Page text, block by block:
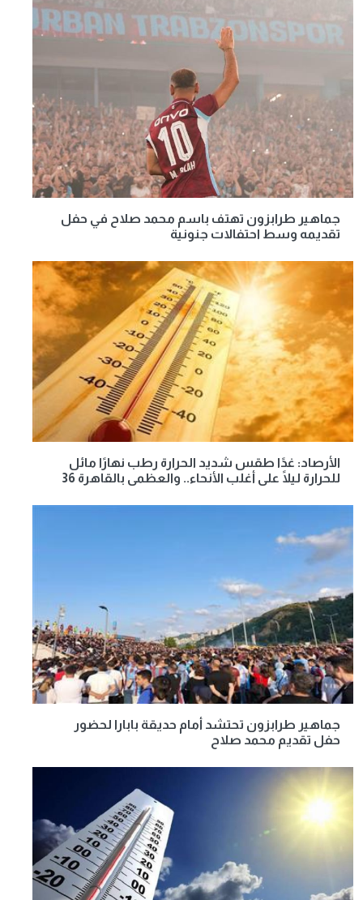
جماهير طرابزون تهتف باسم محمد صلاح في حفل
تقديمه وسط احتفالات جنونية
الأرصاد: غدًا طقس شديد الحرارة رطب نهارًا مائل
للحرارة ليلًا على أغلب الأنحاء.. والعظمى بالقاهرة 36
جماهير طرابزون تحتشد أمام حديقة بابارا لحضور
حفل تقديم محمد صلاح